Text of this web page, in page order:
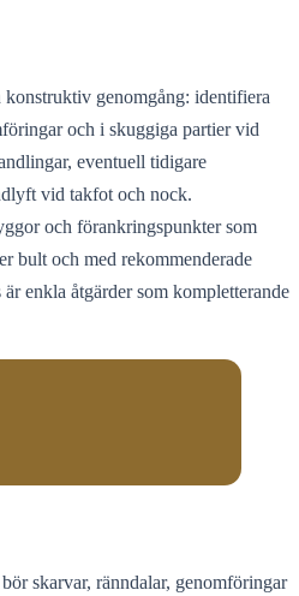
konstruktiv genomgång: identifiera
och i skuggiga partier vid
eventuell tidigare
vid takfot och nock.
och förankringspunkter som
bult och med rekommenderade
enkla åtgärder som kompletterande
skarvar, ränndalar, genomföringar